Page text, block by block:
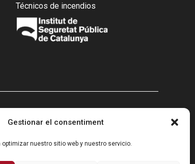
Gestionar el consentiment
nuestro sitio web y nuestro servicio.
Técnicos de incendios
y resiliencia